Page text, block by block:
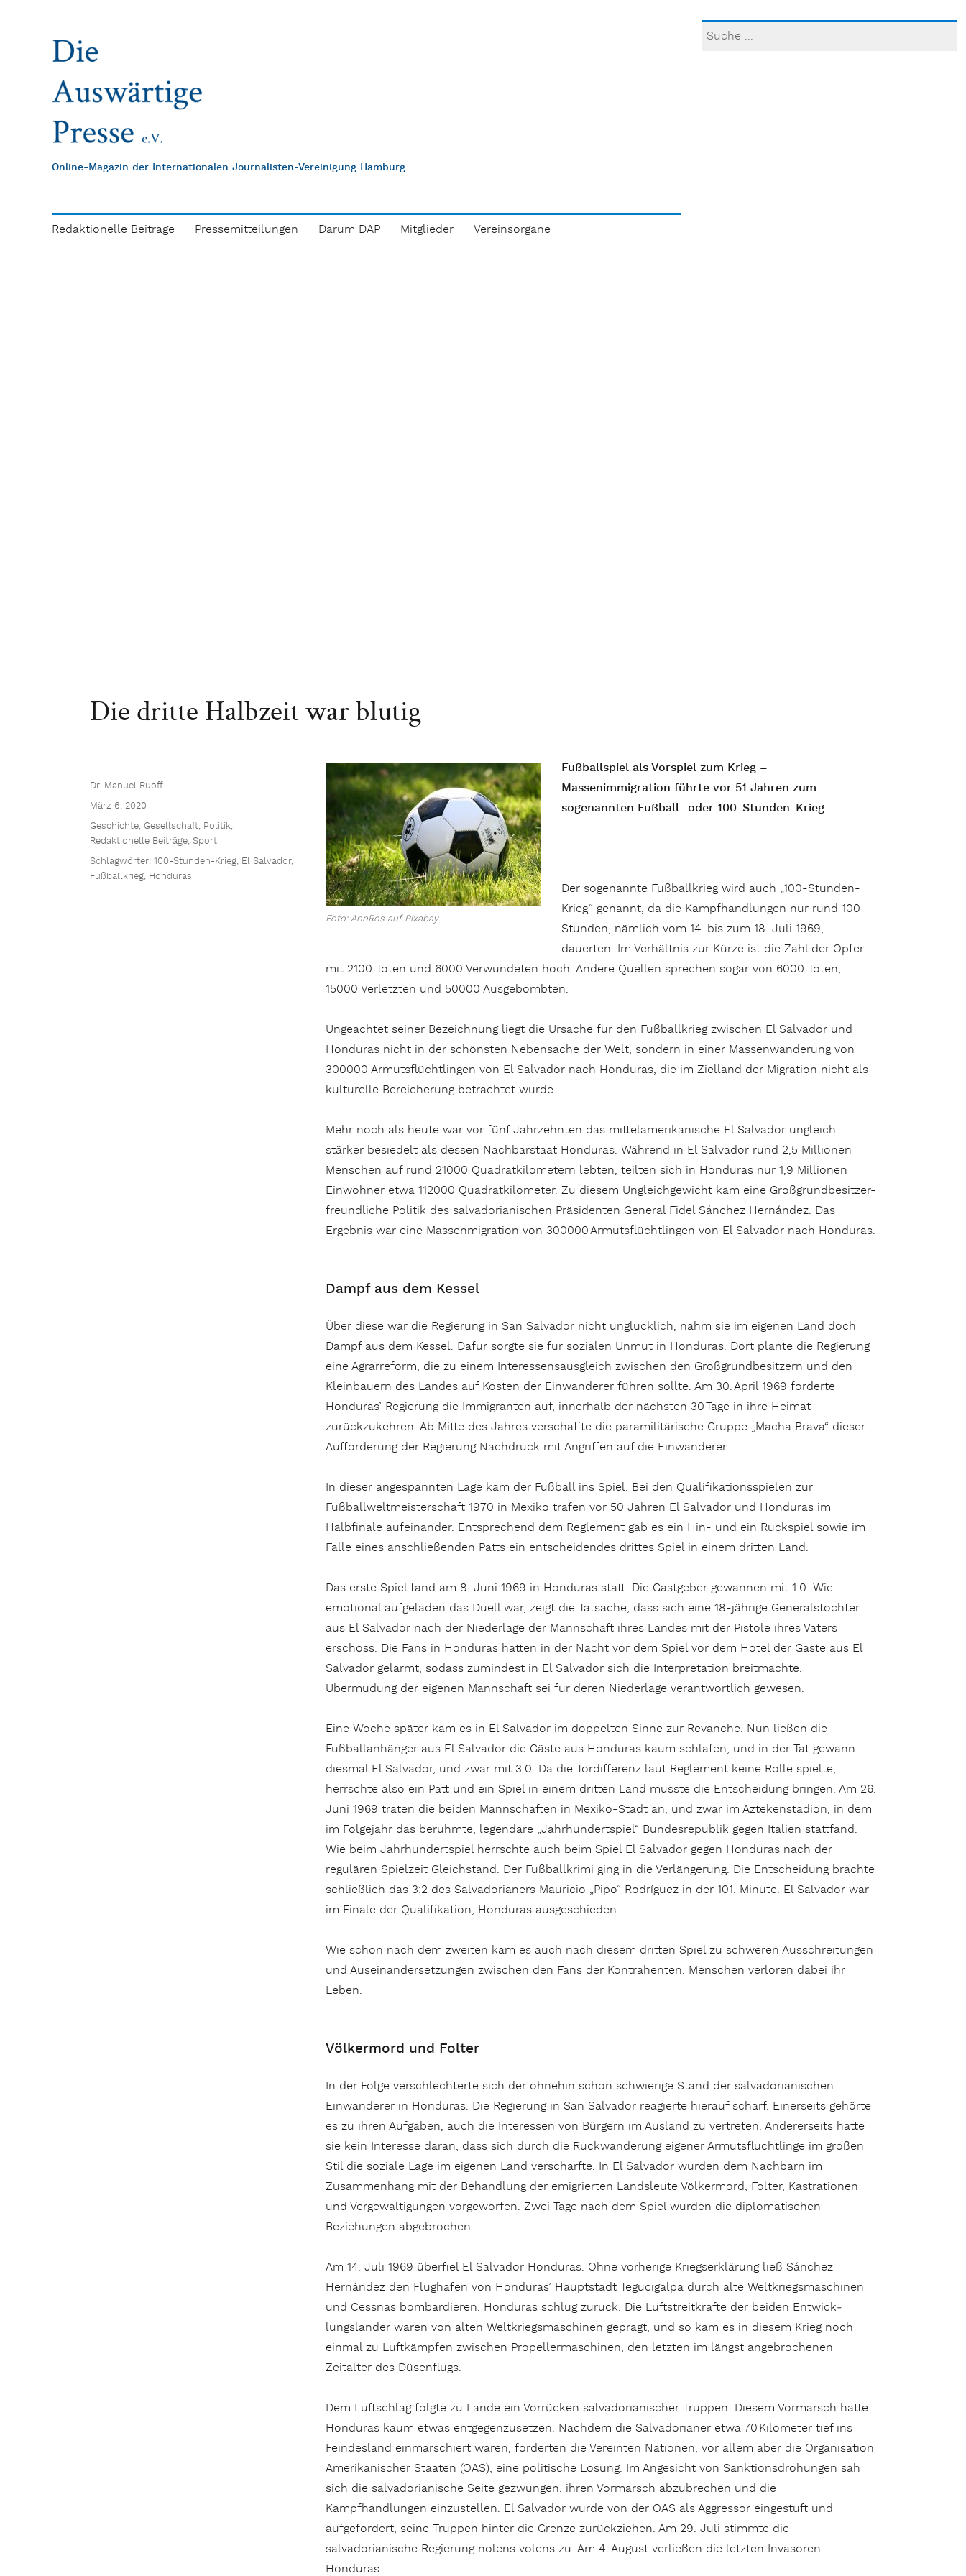
Online-Magazin der Internationalen Journalisten-Vereinigung Hamburg
Redaktionelle Beiträge Pressemitteilungen Darum DAP Mitglieder Vereinsorgane
Die dritte Halbzeit war blutig
Foto: AnnRos auf Pixabay
Fußballspiel als Vorspiel zum Krieg –
Massenimmigration führte vor 51 Jahren zum
sogenannten Fußball- oder 100-Stunden-Krieg
Der sogenannte Fußballkrieg wird auch „100-Stunden-
Krieg“ genannt, da die Kampfhandlungen nur rund 100
Stunden, nämlich vom 14. bis zum 18. Juli 1969,
dauerten. Im Verhältnis zur Kürze ist die Zahl der Opfer
mit 2100 Toten und 6000 Verwundeten hoch. Andere Quellen sprechen sogar von 6000 Toten,
15000 Verletzten und 50000 Ausgebombten.
Ungeachtet seiner Bezeichnung liegt die Ursache für den Fußballkrieg zwischen El Salvador und
Honduras nicht in der schönsten Nebensache der Welt, sondern in einer Massenwanderung von
300000 Armutsflüchtlingen von El Salvador nach Honduras, die im Zielland der Migration nicht als
kulturelle Bereicherung betrachtet wurde.
Mehr noch als heute war vor fünf Jahrzehnten das mittelamerikanische El Salvador ungleich
stärker besiedelt als dessen Nachbarstaat Honduras. Während in El Salvador rund 2,5 Millionen
Menschen auf rund 21000 Quadratkilometern lebten, teilten sich in Honduras nur 1,9 Millionen
Einwohner etwa 112000 Quadratkilometer. Zu diesem Ungleichgewicht kam eine Großgrundbesitzer-
freundliche Politik des salvadorianischen Präsidenten General Fidel Sánchez Hernández. Das
Ergebnis war eine Massenmigration von 300000 Armutsflüchtlingen von El Salvador nach Honduras.
Dampf aus dem Kessel
Über diese war die Regierung in San Salvador nicht unglücklich, nahm sie im eigenen Land doch
Dampf aus dem Kessel. Dafür sorgte sie für sozialen Unmut in Honduras. Dort plante die Regierung
eine Agrarreform, die zu einem Interessensausgleich zwischen den Großgrundbesitzern und den
Kleinbauern des Landes auf Kosten der Einwanderer führen sollte. Am 30. April 1969 forderte
Honduras’ Regierung die Immigranten auf, innerhalb der nächsten 30 Tage in ihre Heimat
zurückzukehren. Ab Mitte des Jahres verschaffte die paramilitärische Gruppe „Macha Brava“ dieser
Aufforderung der Regierung Nachdruck mit Angriffen auf die Einwanderer.
In dieser angespannten Lage kam der Fußball ins Spiel. Bei den Qualifikationsspielen zur
Fußballweltmeisterschaft 1970 in Mexiko trafen vor 50 Jahren El Salvador und Honduras im
Halbfinale aufeinander. Entsprechend dem Reglement gab es ein Hin- und ein Rückspiel sowie im
Falle eines anschließenden Patts ein entscheidendes drittes Spiel in einem dritten Land.
Das erste Spiel fand am 8. Juni 1969 in Honduras statt. Die Gastgeber gewannen mit 1:0. Wie
emotional aufgeladen das Duell war, zeigt die Tatsache, dass sich eine 18-jährige Generalstochter
aus El Salvador nach der Niederlage der Mannschaft ihres Landes mit der Pistole ihres Vaters
erschoss. Die Fans in Honduras hatten in der Nacht vor dem Spiel vor dem Hotel der Gäste aus El
Salvador gelärmt, sodass zumindest in El Salvador sich die Interpretation breitmachte,
Übermüdung der eigenen Mannschaft sei für deren Niederlage verantwortlich gewesen.
Eine Woche später kam es in El Salvador im doppelten Sinne zur Revanche. Nun ließen die
Fußballanhänger aus El Salvador die Gäste aus Honduras kaum schlafen, und in der Tat gewann
diesmal El Salvador, und zwar mit 3:0. Da die Tordifferenz laut Reglement keine Rolle spielte,
herrschte also ein Patt und ein Spiel in einem dritten Land muss­te die Entscheidung bringen. Am 26.
Juni 1969 traten die beiden Mannschaften in Mexiko-Stadt an, und zwar im Aztekenstadion, in dem
im Folgejahr das berühmte, legendäre „Jahrhundertspiel“ Bundesrepublik gegen Italien stattfand.
Wie beim Jahrhundertspiel herrschte auch beim Spiel El Salvador gegen Honduras nach der
regulären Spielzeit Gleichstand. Der Fußballkrimi ging in die Verlängerung. Die Entscheidung brachte
schließlich das 3:2 des Salvadorianers Mauricio „Pipo“ Rodríguez in der 101. Minute. El Salvador war
im Finale der Qualifikation, Honduras ausgeschieden.
Wie schon nach dem zweiten kam es auch nach diesem dritten Spiel zu schweren Ausschreitungen
und Auseinandersetzungen zwischen den Fans der Kontrahenten. Menschen verloren dabei ihr
Leben.
Völkermord und Folter
In der Folge verschlechterte sich der ohnehin schon schwierige Stand der salvadorianischen
Einwanderer in Honduras. Die Regierung in San Salvador reagierte hierauf scharf. Einerseits gehörte
es zu ihren Aufgaben, auch die Interessen von Bürgern im Ausland zu vertreten. Andererseits hatte
sie kein Interesse daran, dass sich durch die Rückwanderung eigener Armutsflüchtlinge im großen
Stil die soziale Lage im eigenen Land verschärfte. In El Salvador wurden dem Nachbarn im
Zusammenhang mit der Behandlung der emigrierten Landsleute Völkermord, Folter, Kastrationen
und Vergewaltigungen vorgeworfen. Zwei Tage nach dem Spiel wurden die diplomatischen
Beziehungen abgebrochen.
Am 14. Juli 1969 überfiel El Salvador Honduras. Ohne vorherige Kriegserklärung ließ Sánchez
Hernández den Flughafen von Honduras’ Hauptstadt Tegucigalpa durch alte Weltkriegsmaschinen
und Cessnas bombardieren. Honduras schlug zurück. Die Luftstreitkräfte der beiden Entwick­
lungsländer waren von alten Weltkriegsmaschinen geprägt, und so kam es in diesem Krieg noch
einmal zu Luftkämpfen zwischen Propellermaschinen, den letzten im längst angebrochenen
Zeitalter des Düsenflugs.
Dem Luftschlag folgte zu Lande ein Vorrücken salvadorianischer Truppen. Diesem Vormarsch hatte
Honduras kaum etwas entgegenzusetzen. Nachdem die Sal­va­do­ria­ner etwa 70 Kilometer tief ins
Feindesland einmarschiert waren, forderten die Vereinten Nationen, vor allem aber die Organisation
Amerikanischer Staaten (OAS), eine politische Lösung. Im Angesicht von Sanktionsdrohungen sah
sich die salvadorianische Seite gezwungen, ihren Vormarsch abzubrechen und die
Kampfhandlungen einzustellen. El Salvador wurde von der OAS als Aggressor eingestuft und
aufgefordert, seine Truppen hinter die Grenze zurück­ziehen. Am 29. Juli stimmte die
salvadorianische Regierung nolens volens zu. Am 4. August verließen die letzten Invasoren
Honduras.
Dr. Manuel Ruoff
März 6, 2020
Geschichte, Gesellschaft, Politik,
Redaktionelle Beiträge, Sport
Schlagwörter: 100-Stunden-Krieg, El Salvador,
Fußballkrieg, Honduras